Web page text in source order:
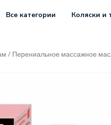
Все категории Коляски и
/ Перениальное массажное